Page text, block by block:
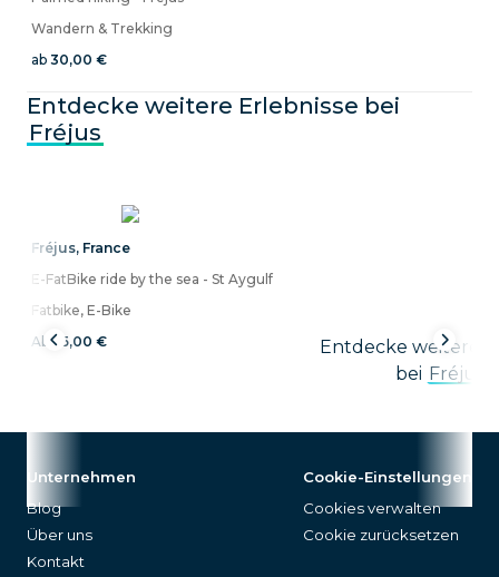
Wandern & Trekking
ab 30,00 €
Entdecke weitere Erlebnisse bei
Fréjus
Fréjus, France
E-FatBike ride by the sea - St Aygulf
Fatbike, E-Bike
Ab 45,00 €
Entdecke weitere
bei Fréjus
Unternehmen
Blog
Über uns
Kontakt
Cookie-Einstellungen
Cookies verwalten
Cookie zurücksetzen